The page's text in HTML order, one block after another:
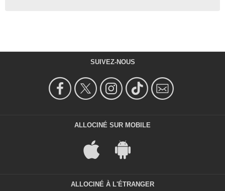
SUIVEZ-NOUS
ALLOCINÉ SUR MOBILE
ALLOCINÉ À L'ÉTRANGER